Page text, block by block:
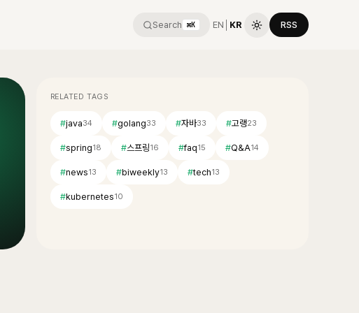
Search ⌘K EN KR RSS
RELATED TAGS
#java34 #golang33 #자바33 #고랭23
#spring18 #스프링16 #faq15 #Q&A14
#news13 #biweekly13 #tech13
#kubernetes10